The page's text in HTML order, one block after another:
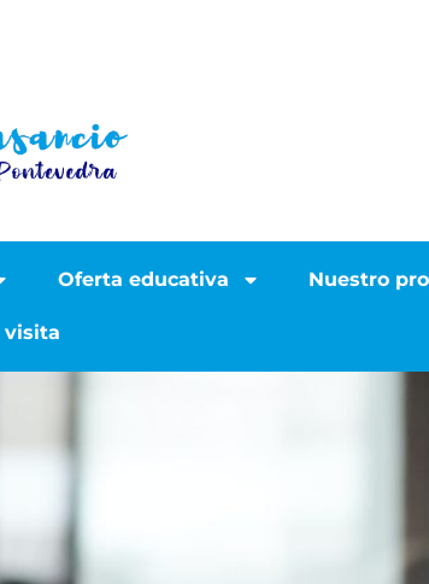
Oferta educativa Nuestro
visita